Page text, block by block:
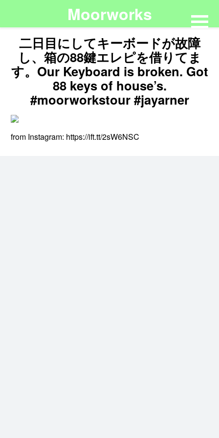
Moorworks
二日目にしてキーボードが故障
し、箱の88鍵エレピを借りてま
す。Our Keyboard is broken. Got
88 keys of house’s.
#moorworkstour #jayarner
from Instagram: https://ift.tt/2sW6NSC